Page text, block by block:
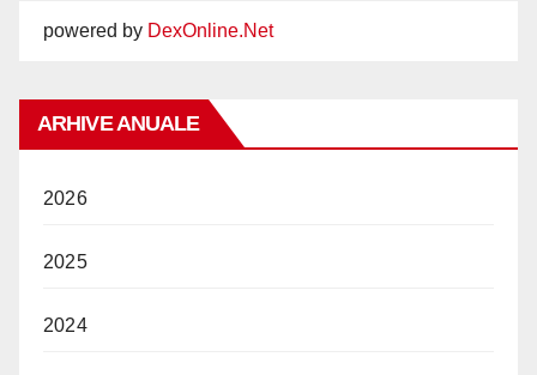
powered by DexOnline.Net
ARHIVE ANUALE
2026
2025
2024